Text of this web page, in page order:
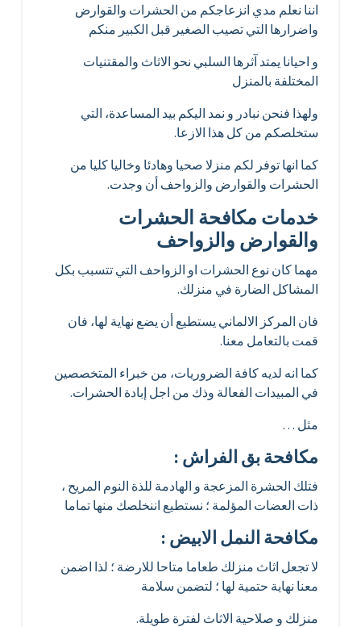
اننا نعلم مدي انزعاجكم من الحشرات والقوارض
واضرارها التي تصيب الصغير قبل الكبير منكم
و احيانا يمتد آثرها السلبي نحو الاثاث والمقتنيات
المختلفة بالمنزل
ولهذا فنحن نبادر و نمد اليكم بيد المساعدة، التي
ستخلصكم من كل هذا الازعا.
كما انها توفر لكم منزلا صحيا وهادئا وخاليا كليا من
الحشرات والقوارض والزواحف أن وجدت.
خدمات مكافحة الحشرات
والقوارض والزواحف
مهما كان نوع الحشرات او الزواحف التي تتسبب بكل
المشاكل الضارة في منزلك.
فان المركز الالماني يستطيع أن يضع نهاية لها، فان
قمت بالتعامل معنا.
كما انه لديه كافة الضروريات، من خبراء المتخصصين
في المبيدات الفعالة وذك من اجل إبادة الحشرات.
مثل …
مكافحة بق الفراش :
فتلك الحشرة المزعجة و الهادمة للذة النوم المريح ،
ذات العضات المؤلمة ؛ نستطيع اننخلصك منها تماما
مكافحة النمل الابيض :
لا تجعل اثاث منزلك طعاما متاحا للارضة ؛ لذا اضمن
معنا نهاية حتمية لها ؛ لتضمن سلامة
منزلك و صلاحية الاثاث لفترة طويلة.